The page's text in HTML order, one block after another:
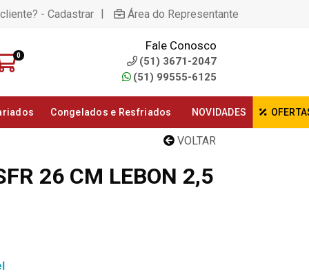
- Cadastrar | Área do Representante
0
Fale Conosco
(51) 3671-2047
(51) 99555-6125
Congelados e Resfriados NOVIDADES
VOLTAR
26 CM LEBON 2,5